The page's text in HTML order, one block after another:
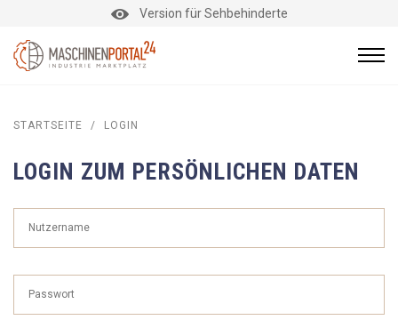
Version für Sehbehinderte
STARTSEITE / LOGIN
LOGIN ZUM PERSÖNLICHEN DATEN